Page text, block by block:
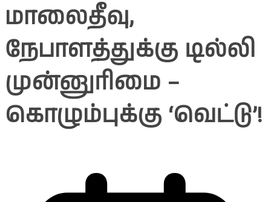
மாலைதீவு,
நேபாளத்துக்கு டில்லி
முன்னுரிமை –
கொழும்புக்கு ‘வெட்டு’!